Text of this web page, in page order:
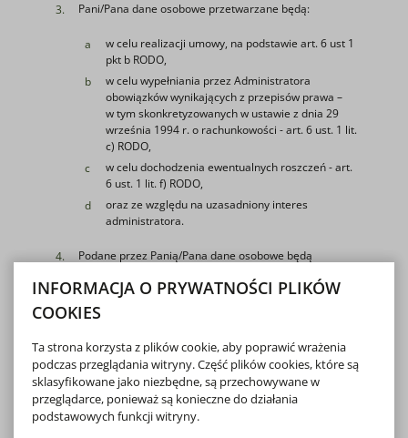
Pani/Pana dane osobowe przetwarzane będą:
w celu realizacji umowy, na podstawie art. 6 ust 1
pkt b RODO,
w celu wypełniania przez Administratora
obowiązków wynikających z przepisów prawa –
w tym skonkretyzowanych w ustawie z dnia 29
września 1994 r. o rachunkowości - art. 6 ust. 1 lit.
c) RODO,
w celu dochodzenia ewentualnych roszczeń - art.
6 ust. 1 lit. f) RODO,
oraz ze względu na uzasadniony interes
administratora.
Podane przez Panią/Pana dane osobowe będą
podmiotom uprawnionym przepisami prawa,
podmiotom upoważnionym przez Pana/Panią.
Podane przez Panią/Pana dane osobowe nie będą
przekazywane do państwa trzeciego.
INFORMACJA O PRYWATNOŚCI PLIKÓW
COOKIES
Ta strona korzysta z plików cookie, aby poprawić wrażenia
podczas przeglądania witryny. Część plików cookies, które są
sklasyfikowane jako niezbędne, są przechowywane w
przeglądarce, ponieważ są konieczne do działania
podstawowych funkcji witryny.